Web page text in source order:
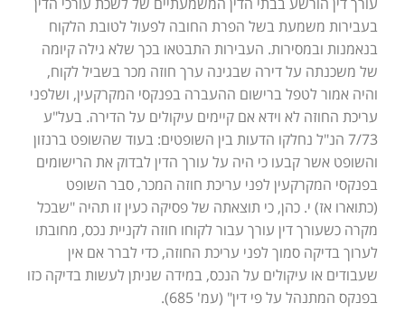
בעבירות משמעת בשל הפרת החובה לפעול לטובת הלקוח
בנאמנות ובמסירות. העבירות התבטאו בכך שלא גילה קיומה
של משכנתה על דירה שבגינה ערך חוזה מכר בשביל לקוח,
והיה אמור לטפל ברישום ההעברה בפנקסי המקרקעין, ושלפני
עריכת החוזה לא וידא אם קיימים עיקולים על הדירה. בעל"ע
7/73 הנ"ל נחלקו הדעות בין השופטים: בעוד שהשופט ברנזון
והשופט אשר קבעו כי היה על עורך הדין לבדוק את הרישומים
בפנקסי המקרקעין לפני עריכת חוזה המכר, סבר השופט
(כתוארו אז) י. כהן, כי תוצאתה של פסיקה כעין זו תהיה "שבכל
מקרה כשעורך דין עורך עבור לקוחו חוזה לקניית נכס, מחובתו
לערוך בדיקה סמוך לפני עריכת החוזה, כדי לברר אם אין
שעבודים או עיקולים על הנכס, במידה שניתן לעשות בדיקה כזו
בפנקס המתנהל על פי דין" (עמ' 685).